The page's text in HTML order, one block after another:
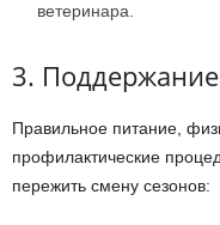
ветеринара.
3.
Правильное питание,
профилактические
пережить смену сезонов: